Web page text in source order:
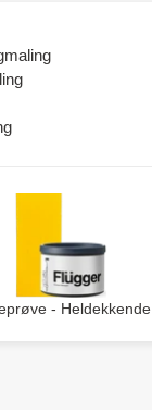
- Heldekkende